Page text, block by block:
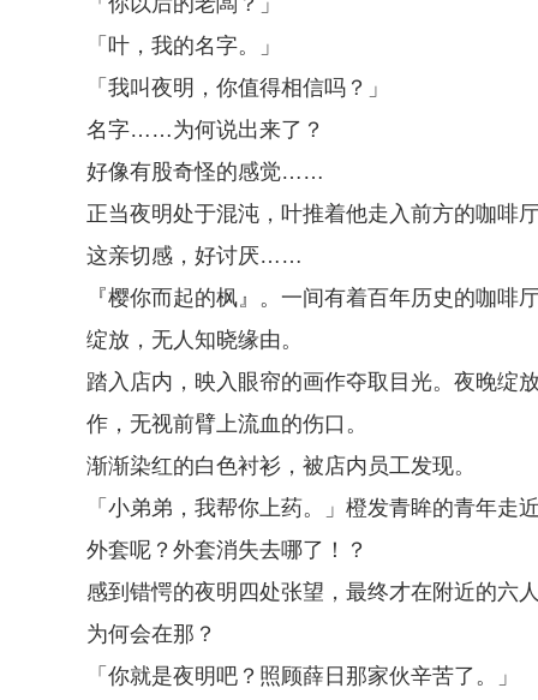
「叶，我的名字。」
「我叫夜明，你值得相信吗？」
名字……为何说出来了？
好像有股奇怪的感觉……
正当夜明处于混沌，叶推着他走入前方的咖啡
这亲切感，好讨厌……
『樱你而起的枫』。一间有着百年历史的咖
绽放，无人知晓缘由。
踏入店内，映入眼帘的画作夺取目光。夜晚绽
作，无视前臂上流血的伤口。
渐渐染红的白色衬衫，被店内员工发现。
「小弟弟，我帮你上药。」橙发青眸的青年走
外套呢？外套消失去哪了！？
感到错愕的夜明四处张望，最终才在附近的六
为何会在那？
「你就是夜明吧？照顾薛日那家伙辛苦了。」